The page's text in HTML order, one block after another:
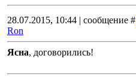
28.07.2015, 10:44 | сообщение #
Ron
Ясна, договорились!